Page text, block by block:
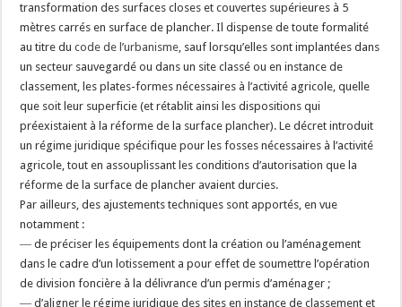
transformation des surfaces closes et couvertes supérieures à 5
mètres carrés en surface de plancher. Il dispense de toute formalité
au titre ducode de l’urbanisme, sauf lorsqu’elles sont implantées dans
un secteur sauvegardé ou dans un site classé ou en instance de
classement, les plates-formes nécessaires à l’activité agricole, quelle
que soit leur superficie (et rétablit ainsi les dispositions qui
préexistaient à la réforme de la surface plancher). Le décret introduit
un régime juridique spécifique pour les fosses nécessaires à l’activité
agricole, tout en assouplissant les conditions d’autorisation que la
réforme de la surface de plancher avaient durcies.
Par ailleurs, des ajustements techniques sont apportés, en vue
notamment :
― de préciser les équipements dont la création ou l’aménagement
dans le cadre d’un lotissement a pour effet de soumettre l’opération
de division foncière à la délivrance d’un permis d’aménager ;
― d’aligner le régime juridique des sites en instance de classement et